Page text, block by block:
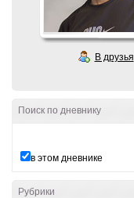
В друзья
Поиск по дневнику
в этом дневнике
Рубрики